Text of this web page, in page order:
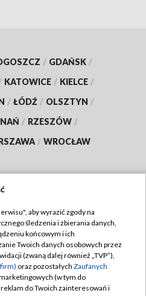
/ GDAŃSK /
KATOWICE / KIELCE /
/ ŁÓDŹ / OLSZTYN /
/ RZESZÓW /
/ WROCŁAW
TVP
TVP
prywatności
zgody
aby wyrazić zgody na
śledzenia i zbierania danych,
końcowym i ich
Twoich danych osobowych przez
(zwaną dalej również „TVP”),
oraz pozostałych Zaufanych
(w tym do
do Twoich zainteresowań i